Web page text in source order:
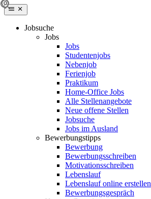
Jobsuche
Jobs
Jobs
Studentenjobs
Nebenjob
Ferienjob
Praktikum
Home-Office Jobs
Alle Stellenangebote
Neue offene Stellen
Jobsuche
Jobs im Ausland
Bewerbungstipps
Bewerbung
Bewerbungsschreiben
Motivationsschreiben
Lebenslauf
Lebenslauf online erstellen
Bewerbungsgespräch